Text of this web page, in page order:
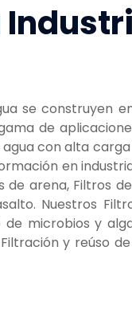
se construyen
de
con alta
en
de arena, Filtros
Nuestros
microbios y
y reúso